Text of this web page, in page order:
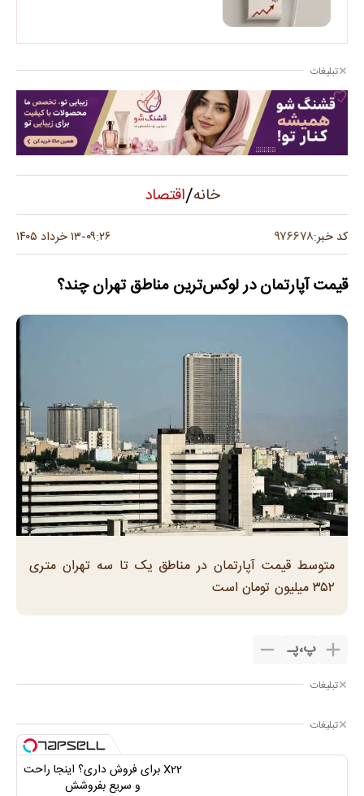
تبلیغات
خانه/اقتصاد
کد خبر:۹۷۶۶۷۸ ۰۹:۲۶-۱۳ خرداد ۱۴۰۵
قیمت آپارتمان در لوکس‌ترین مناطق تهران چند؟
متوسط قیمت آپارتمان در مناطق یک تا سه تهران متری
۳۵۲ میلیون تومان است
پ،پـ
تبلیغات
تبلیغات
X22 برای فروش داری؟ اینجا راحت
و سریع بفروشش